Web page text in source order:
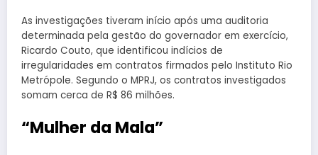
As investigações tiveram início após uma auditoria
determinada pela gestão do governador em exercício,
Ricardo Couto, que identificou indícios de
irregularidades em contratos firmados pelo Instituto Rio
Metrópole. Segundo o MPRJ, os contratos investigados
somam cerca de R$ 86 milhões.
“Mulher da Mala”